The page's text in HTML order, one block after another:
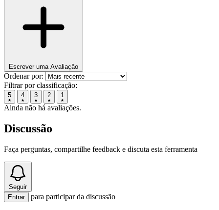
Escrever uma Avaliação
Ordenar por:
Filtrar por classificação:
5 4 3 2 1
Ainda não há avaliações.
Discussão
Faça perguntas, compartilhe feedback e discuta esta ferramenta
Seguir
Entrar
para participar da discussão